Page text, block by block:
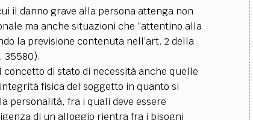
il danno grave alla persona attenga non
ma anche situazioni che “attentino alla
la previsione contenuta nell’art. 2 della
35580).
di stato di necessità anche quelle
fisica del soggetto in quanto si
personalità, fra i quali deve essere
di un alloggio rientra fra i bisogni